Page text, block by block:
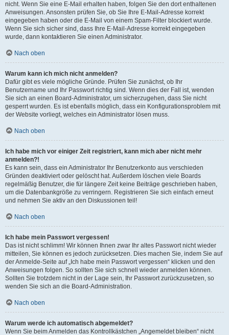
nicht. Wenn Sie eine E-Mail erhalten haben, folgen Sie den dort enthaltenen
Anweisungen. Ansonsten prüfen Sie, ob Sie Ihre E-Mail-Adresse korrekt
eingegeben haben oder die E-Mail von einem Spam-Filter blockiert wurde.
Wenn Sie sich sicher sind, dass Ihre E-Mail-Adresse korrekt eingegeben
wurde, dann kontaktieren Sie einen Administrator.
Nach oben
Warum kann ich mich nicht anmelden?
Dafür gibt es viele mögliche Gründe. Prüfen Sie zunächst, ob Ihr
Benutzername und Ihr Passwort richtig sind. Wenn dies der Fall ist, wenden
Sie sich an einen Board-Administrator, um sicherzugehen, dass Sie nicht
gesperrt wurden. Es ist ebenfalls möglich, dass ein Konfigurationsproblem mit
der Website vorliegt, welches ein Administrator lösen muss.
Nach oben
Ich habe mich vor einiger Zeit registriert, kann mich aber nicht mehr
anmelden?!
Es kann sein, dass ein Administrator Ihr Benutzerkonto aus verschieden
Gründen deaktiviert oder gelöscht hat. Außerdem löschen viele Boards
regelmäßig Benutzer, die für längere Zeit keine Beiträge geschrieben haben,
um die Datenbankgröße zu verringern. Registrieren Sie sich einfach erneut
und nehmen Sie aktiv an den Diskussionen teil!
Nach oben
Ich habe mein Passwort vergessen!
Das ist nicht schlimm! Wir können Ihnen zwar Ihr altes Passwort nicht wieder
mitteilen, Sie können es jedoch zurücksetzen. Dies machen Sie, indem Sie auf
der Anmelde-Seite auf „Ich habe mein Passwort vergessen“ klicken und den
Anweisungen folgen. So sollten Sie sich schnell wieder anmelden können.
Sollten Sie trotzdem nicht in der Lage sein, Ihr Passwort zurückzusetzen, so
wenden Sie sich an die Board-Administration.
Nach oben
Warum werde ich automatisch abgemeldet?
Wenn Sie beim Anmelden das Kontrollkästchen „Angemeldet bleiben“ nicht